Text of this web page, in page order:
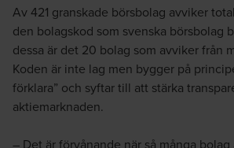
Av 421 granskade börsbolag avviker
den bolagskod som svenska börsbolag
dessa är det 20 bolag som avviker från
Koden är inte lag men bygger på
förklara” och syftar till att stärka
aktiemarknaden.
– Det är förvånande när så många
Martin Tidesten
Head of Risk Advisory Services